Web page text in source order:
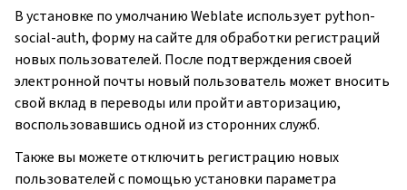
В установке по умолчанию Weblate использует python-
social-auth, форму на сайте для обработки регистраций
новых пользователей. После подтверждения своей
электронной почты новый пользователь может вносить
свой вклад в переводы или пройти авторизацию,
воспользовавшись одной из сторонних служб.
Также вы можете отключить регистрацию новых
пользователей с помощью установки параметра